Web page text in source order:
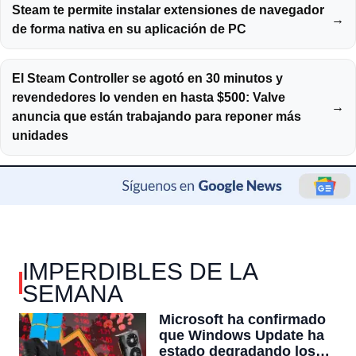
Steam te permite instalar extensiones de navegador
de forma nativa en su aplicación de PC
→
El Steam Controller se agotó en 30 minutos y
revendedores lo venden en hasta $500: Valve
anuncia que están trabajando para reponer más
unidades
→
IMPERDIBLES DE LA
SEMANA
Microsoft ha confirmado
que Windows Update ha
estado degradando los